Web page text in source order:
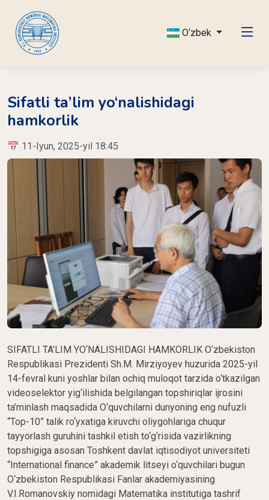
O‘zbek
Sifatli ta’lim yo‘nalishidagi
hamkorlik
📅 11-Iyun, 2025-yil 18:45
SIFATLI TA’LIM YO‘NALISHIDAGI HAMKORLIK O‘zbekiston
Respublikasi Prezidenti Sh.M. Mirziyoyev huzurida 2025-yil
14-fevral kuni yoshlar bilan ochiq muloqot tarzida o‘tkazilgan
videoselektor yig‘ilishida belgilangan topshiriqlar ijrosini
ta’minlash maqsadida O‘quvchilarni dunyoning eng nufuzli
“Top-10” talik ro‘yxatiga kiruvchi oliygohlariga chuqur
tayyorlash guruhini tashkil etish to‘g‘risida vazirlikning
topshigiga asosan Toshkent davlat iqtisodiyot universiteti
“International finance” akademik litseyi o‘quvchilari bugun
O‘zbekiston Respublikasi Fanlar akademiyasining
V.I.Romanovskiy nomidagi Matematika institutiga tashrif